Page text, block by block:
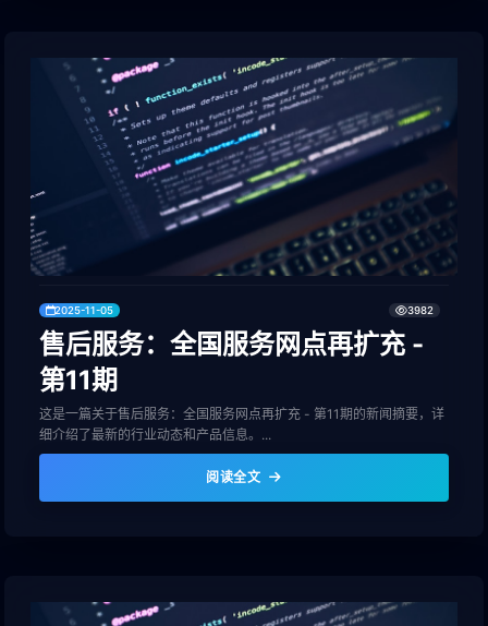
2025-11-05 3982
售后服务：全国服务网点再扩充 -
第11期
这是一篇关于售后服务：全国服务网点再扩充 - 第11期的新闻摘要，详
细介绍了最新的行业动态和产品信息。...
阅读全文